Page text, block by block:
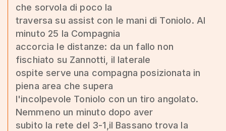
che sorvola di poco la
traversa su assist con le mani di Toniolo. Al
minuto 25 la Compagnia
accorcia le distanze: da un fallo non
fischiato su Zannotti, il laterale
ospite serve una compagna posizionata in
piena area che supera
l'incolpevole Toniolo con un tiro angolato.
Nemmeno un minuto dopo aver
subito la rete del 3-1,il Bassano trova la